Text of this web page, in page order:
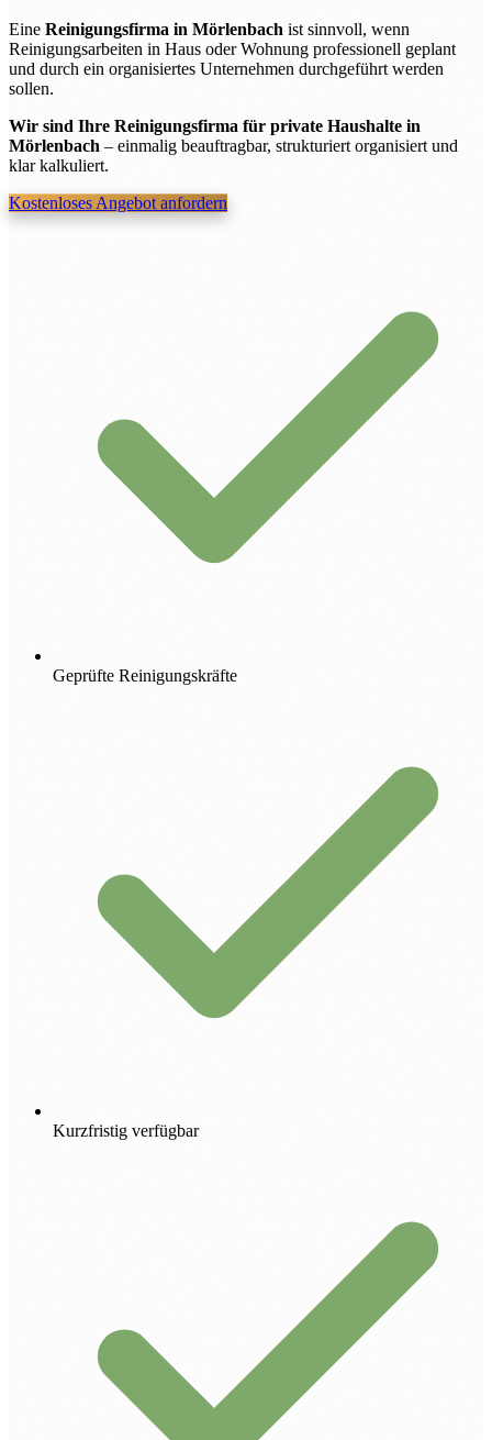
Eine Reinigungsfirma in Mörlenbach ist sinnvoll, wenn
Reinigungsarbeiten in Haus oder Wohnung professionell geplant
und durch ein organisiertes Unternehmen durchgeführt werden
sollen.
Wir sind Ihre Reinigungsfirma für private Haushalte in
Mörlenbach – einmalig beauftragbar, strukturiert organisiert und
klar kalkuliert.
Kostenloses Angebot anfordern
Geprüfte Reinigungskräfte
Kurzfristig verfügbar